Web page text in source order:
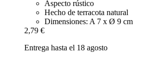
Aspecto rústico
Hecho de terracota natural
Dimensiones: A 7 x Ø 9 cm
2,79 €
Entrega hasta el 18 agosto